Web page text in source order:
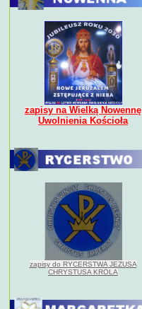
zapisy na Wielką Nowennę
Uwolnienia Kościoła
zapisy do RYCERSTWA JEZUSA
CHRYSTUSA KRÓLA